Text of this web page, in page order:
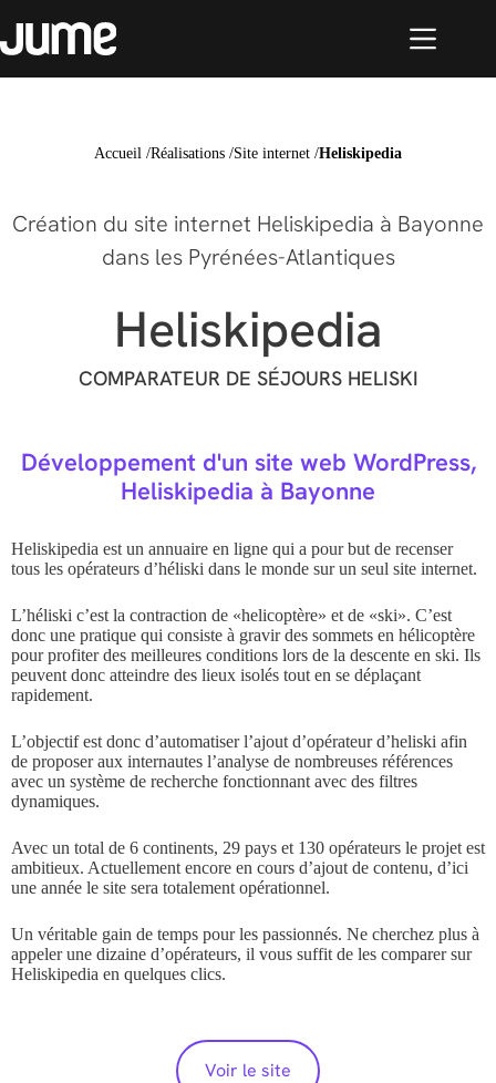
Accueil /Réalisations /Site internet /Heliskipedia
Création du site internet Heliskipedia à Bayonne
dans les Pyrénées-Atlantiques
Heliskipedia
COMPARATEUR DE SÉJOURS HELISKI
Développement d'un site web WordPress,
Heliskipedia à Bayonne
Heliskipedia est un annuaire en ligne qui a pour but de recenser
tous les opérateurs d’héliski dans le monde sur un seul site internet.
L’héliski c’est la contraction de «helicoptère» et de «ski». C’est
donc une pratique qui consiste à gravir des sommets en hélicoptère
pour profiter des meilleures conditions lors de la descente en ski. Ils
peuvent donc atteindre des lieux isolés tout en se déplaçant
rapidement.
L’objectif est donc d’automatiser l’ajout d’opérateur d’heliski afin
de proposer aux internautes l’analyse de nombreuses références
avec un système de recherche fonctionnant avec des filtres
dynamiques.
Avec un total de 6 continents, 29 pays et 130 opérateurs le projet est
ambitieux. Actuellement encore en cours d’ajout de contenu, d’ici
une année le site sera totalement opérationnel.
Un véritable gain de temps pour les passionnés. Ne cherchez plus à
appeler une dizaine d’opérateurs, il vous suffit de les comparer sur
Heliskipedia en quelques clics.
Voir le site